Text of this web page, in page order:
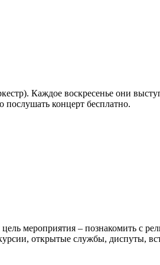
Каждое воскресенье они
концерт бесплатно.
мероприятия – познакомить с
открытые службы, диспуты,